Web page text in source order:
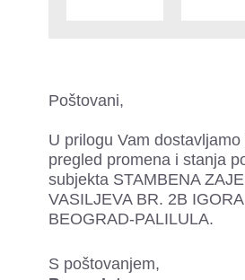
Poštovani,
U prilogu Vam
pregled promena i stanja
subjekta STAMBENA
VASILJEVA BR. 2B
BEOGRAD-PALILULA.
S poštovanjem,